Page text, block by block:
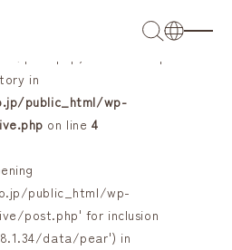
uchino.co.jp/public_html/wp-
in
public_html/wp-
on line 4
public_html/wp-
post.php' for inclusion
data/pear') in